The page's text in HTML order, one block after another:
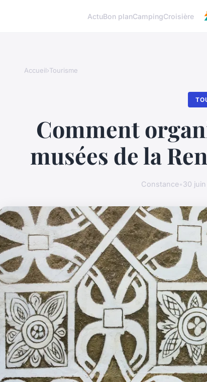
ActuBon planCampingCroisière
Accueil›Tourisme
Comment
musées de la
Constance•30